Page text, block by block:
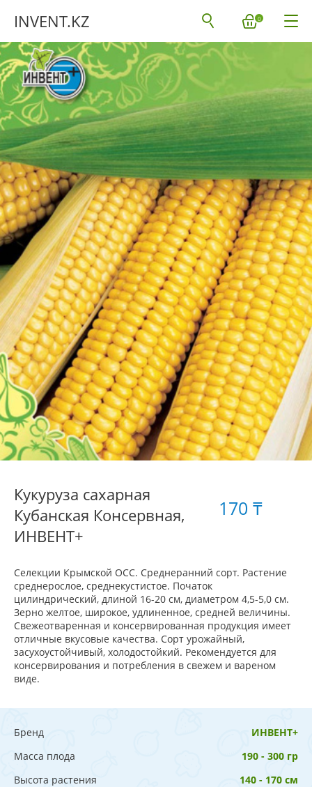
INVENT.KZ 0
Кукуруза сахарная
Кубанская Консервная,
ИНВЕНТ+
170 ₸
Селекции Крымской ОСС. Среднеранний сорт. Растение
среднерослое, среднекустистое. Початок
цилиндрический, длиной 16-20 см, диаметром 4,5-5,0 см.
Зерно желтое, широкое, удлиненное, средней величины.
Свежеотваренная и консервированная продукция имеет
отличные вкусовые качества. Сорт урожайный,
засухоустойчивый, холодостойкий. Рекомендуется для
консервирования и потребления в свежем и вареном
виде.
Бренд
ИНВЕНТ+
Масса плода
190 - 300 гр
Высота растения
140 - 170 см